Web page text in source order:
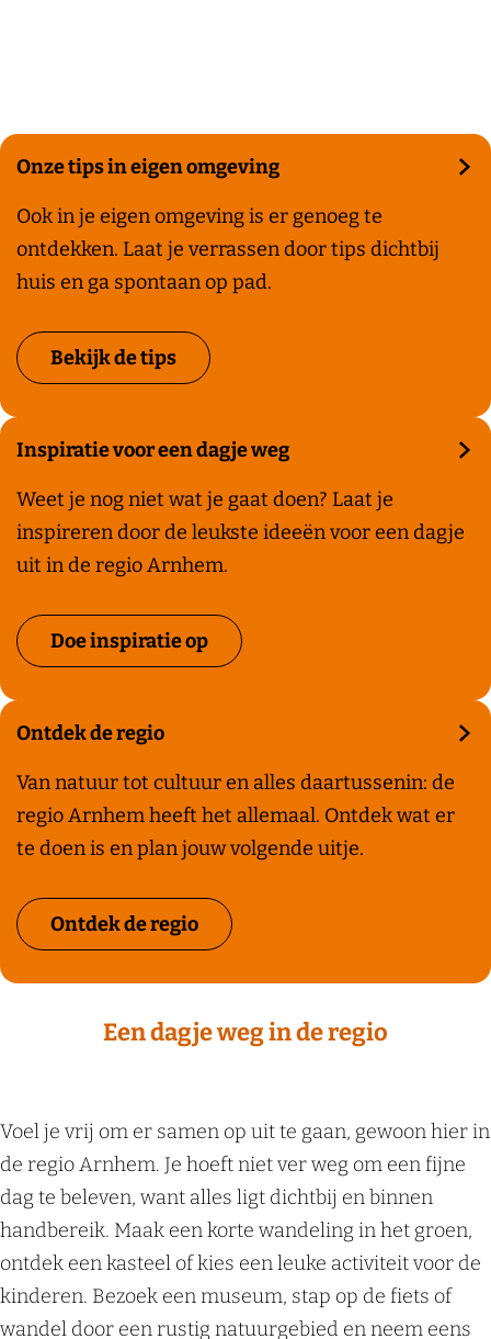
Onze tips in eigen omgeving
O
n
z
t
i
p
s
n
e
i
e
o
m
g
e
v
n
g
Ook in je eigen omgeving is er genoeg te
ontdekken. Laat je verrassen door tips dichtbij
huis en ga spontaan op pad.
Bekijk de tips
Inspiratie voor een dagje weg
I
n
s
i
r
a
t
e
v
o
r
g
j
e
w
e
g
Weet je nog niet wat je gaat doen? Laat je
inspireren door de leukste ideeën voor een dagje
uit in de regio Arnhem.
Doe inspiratie op
Ontdek de regio
O
n
t
e
k
d
i
o
Van natuur tot cultuur en alles daartussenin: de
regio Arnhem heeft het allemaal. Ontdek wat er
te doen is en plan jouw volgende uitje.
Ontdek de regio
Een dagje weg in de regio
Voel je vrij om er samen op uit te gaan, gewoon hier in
de regio Arnhem. Je hoeft niet ver weg om een fijne
dag te beleven, want alles ligt dichtbij en binnen
handbereik. Maak een korte wandeling in het groen,
ontdek een kasteel of kies een leuke activiteit voor de
kinderen. Bezoek een museum, stap op de fiets of
wandel door een rustig natuurgebied en neem eens